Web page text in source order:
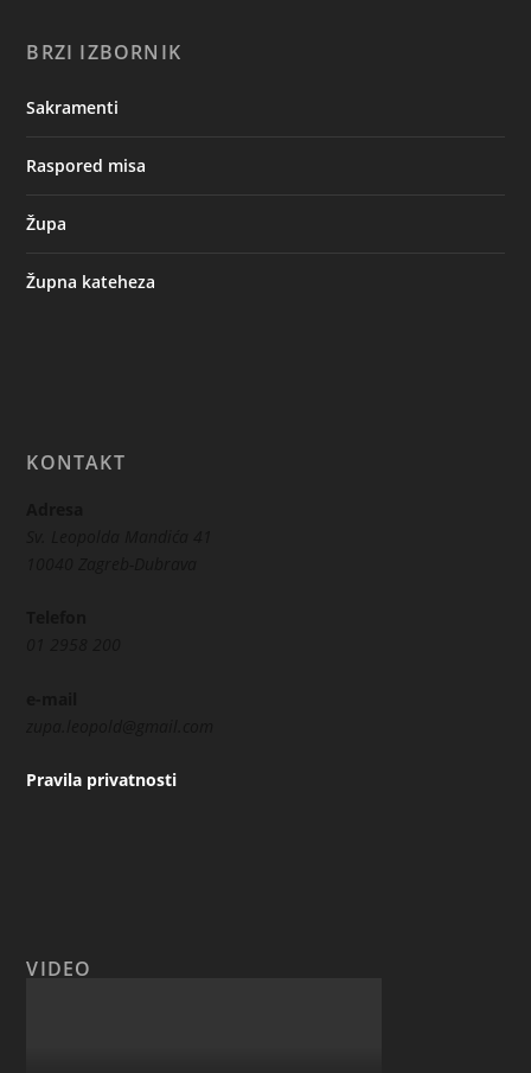
BRZI IZBORNIK
Sakramenti
Raspored misa
Župa
Župna kateheza
KONTAKT
Pravila privatnosti
VIDEO